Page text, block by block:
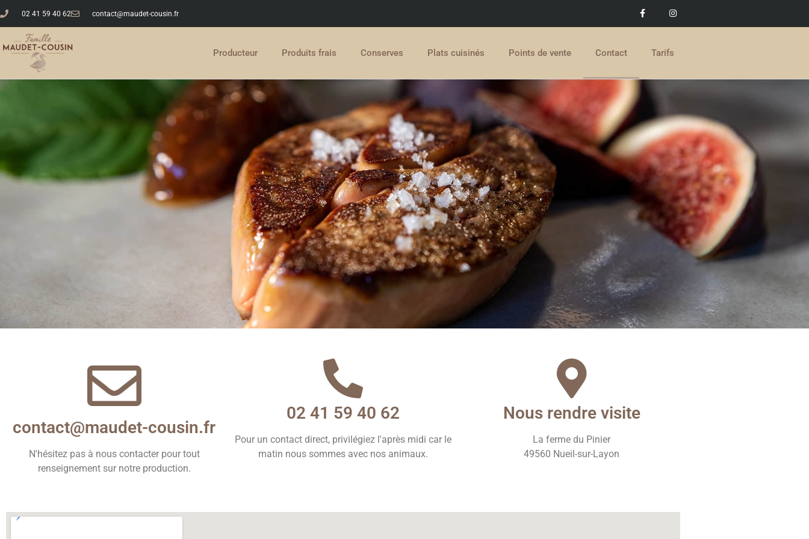
02 41 59 40 62 contact@maudet-cousin.fr
Producteur Produits frais Conserves Plats cuisinés Points de vente Contact Tarifs
Gardons le contact
contact@maudet-cousin.fr
N'hésitez pas à nous contacter pour tout
renseignement sur notre production.
02 41 59 40 62
Pour un contact direct, privilégiez l'après midi car le
matin nous sommes avec nos animaux.
Nous rendre visite
La ferme du Pinier
49560 Nueil-sur-Layon